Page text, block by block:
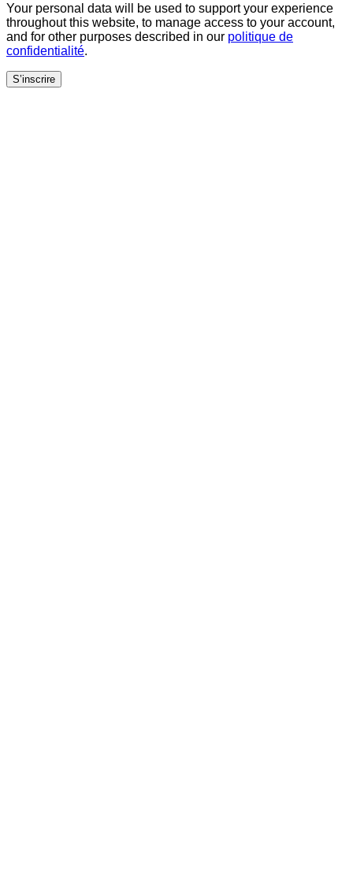
Your personal data will be used to support your experience
throughout this website, to manage access to your account,
and for other purposes described in our politique de
confidentialité.
S’inscrire